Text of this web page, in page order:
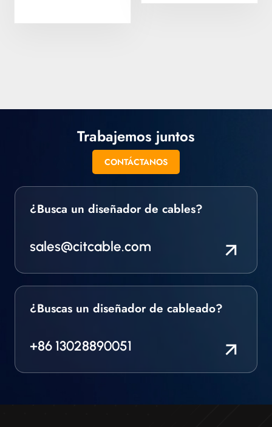
Trabajemos juntos
CONTÁCTANOS
¿Busca un diseñador de cables?
sales@citcable.com
¿Buscas un diseñador de cableado?
+86 13028890051